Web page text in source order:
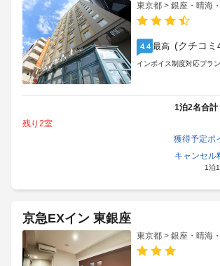
東京都 > 銀座・晴海
4.4 最高 (クチコミ
インボイス制度対応プラ
1泊2名合計
残り2室
獲得予定ポ
キャンセル
1泊
京急EXイン 東銀座
東京都 > 銀座・晴海